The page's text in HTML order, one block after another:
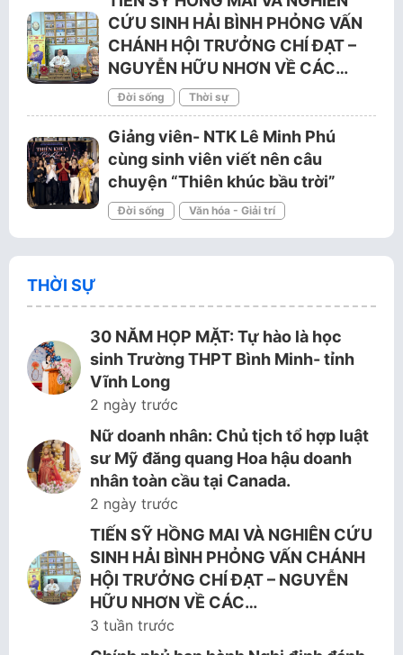
CỨU SINH HẢI BÌNH PHỎNG VẤN
CHÁNH HỘI TRƯỞNG CHÍ ĐẠT –
NGUYỄN HỮU NHƠN VỀ CÁC…
Đời sống Thời sự
Giảng viên- NTK Lê Minh Phú
cùng sinh viên viết nên câu
chuyện “Thiên khúc bầu trời”
Đời sống Văn hóa - Giải trí
THỜI SỰ
30 NĂM HỌP MẶT: Tự hào là học
sinh Trường THPT Bình Minh- tỉnh
Vĩnh Long
2 ngày trước
Nữ doanh nhân: Chủ tịch tổ hợp luật
sư Mỹ đăng quang Hoa hậu doanh
nhân toàn cầu tại Canada.
2 ngày trước
TIẾN SỸ HỒNG MAI VÀ NGHIÊN CỨU
SINH HẢI BÌNH PHỎNG VẤN CHÁNH
HỘI TRƯỞNG CHÍ ĐẠT – NGUYỄN
HỮU NHƠN VỀ CÁC…
3 tuần trước